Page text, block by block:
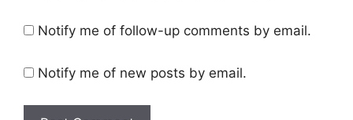
Notify me of follow-up comments by email.
Notify me of new posts by email.